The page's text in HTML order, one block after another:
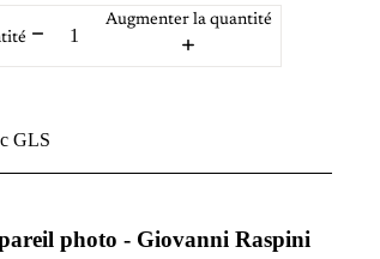
Augmenter la quantité
GLS
photo - Giovanni Raspini